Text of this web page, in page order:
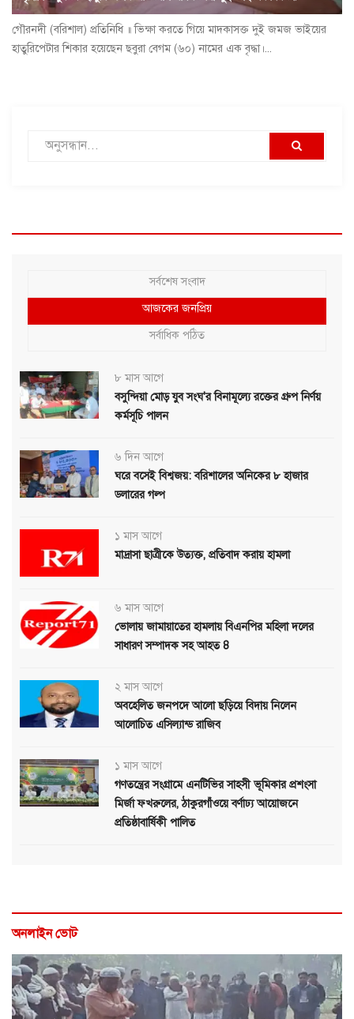
গৌরনদী (বরিশাল) প্রতিনিধি ॥ ভিক্ষা করতে গিয়ে মাদকাসক্ত দুই জমজ ভাইয়ের
হাতুরিপেটার শিকার হয়েছেন ছবুরা বেগম (৬০) নামের এক বৃদ্ধা।...
সর্বশেষ সংবাদ
আজকের জনপ্রিয়
সর্বাধিক পঠিত
৮ মাস আগে
বসুন্দিয়া মোড় যুব সংঘ'র বিনামূল্যে রক্তের গ্রুপ নির্ণয়
কর্মসূচি পালন
৬ দিন আগে
ঘরে বসেই বিশ্বজয়: বরিশালের অনিকের ৮ হাজার
ডলারের গল্প
১ মাস আগে
মাদ্রাসা ছাত্রীকে উত্যক্ত, প্রতিবাদ করায় হামলা
৬ মাস আগে
ভোলায় জামায়াতের হামলায় বিএনপির মহিলা দলের
সাধারণ সম্পাদক সহ আহত 8
২ মাস আগে
অবহেলিত জনপদে আলো ছড়িয়ে বিদায় নিলেন
আলোচিত এসিল্যান্ড রাজিব
১ মাস আগে
গণতন্ত্রের সংগ্রামে এনটিভির সাহসী ভূমিকার প্রশংসা
মির্জা ফখরুলের, ঠাকুরগাঁওয়ে বর্ণাঢ্য আয়োজনে
প্রতিষ্ঠাবার্ষিকী পালিত
অনলাইন ভোট